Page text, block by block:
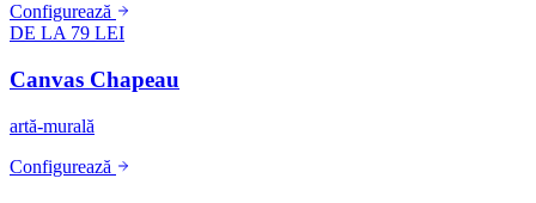
Configurează
DE LA 79 LEI
Canvas Chapeau
artă-murală
Configurează